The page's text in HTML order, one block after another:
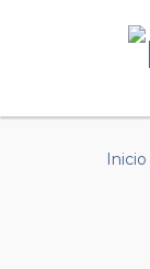
Inicio